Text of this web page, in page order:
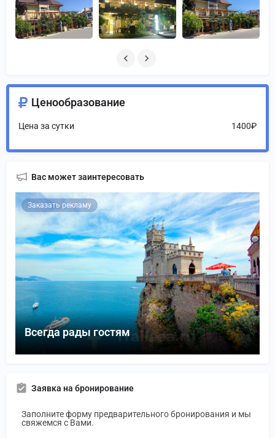
Ценообразование
Цена за сутки 1400₽
Вас может заинтересовать
Заказать рекламу
Всегда рады гостям
Заявка на бронирование
Заполните форму предварительного бронирования и мы
свяжемся с Вами.